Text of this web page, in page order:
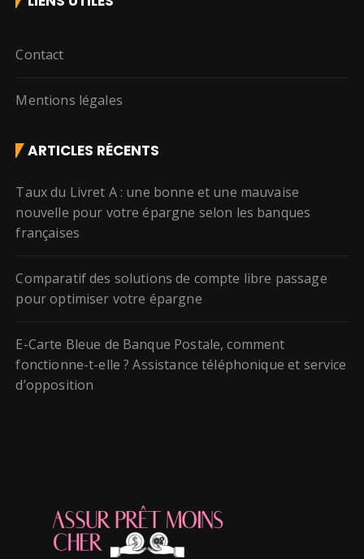
Contact
Mentions légales
ARTICLES RÉCENTS
Taux du Livret A : une bonne et une mauvaise
nouvelle pour votre épargne selon les banques
françaises
Comparatif des solutions de compte libre passage
pour optimiser votre épargne
E-Carte Bleue de Banque Postale, comment
fonctionne-t-elle ? Assistance téléphonique et service
d’opposition